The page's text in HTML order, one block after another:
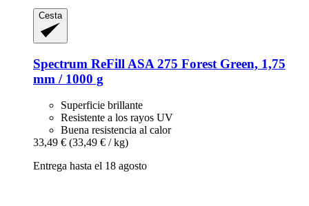
Cesta
Spectrum ReFill ASA 275 Forest Green, 1,75
mm / 1000 g
Superficie brillante
Resistente a los rayos UV
Buena resistencia al calor
33,49 € (33,49 € / kg)
Entrega hasta el 18 agosto